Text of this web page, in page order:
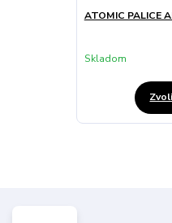
ATOMIC PALICE
Skladom